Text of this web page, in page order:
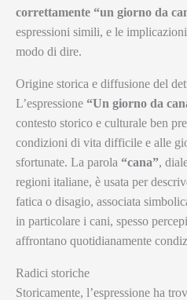
correttamente “un giorno da
espressioni simili, e le
modo di dire.
Origine storica e diffusione del
L’espressione “Un giorno da
contesto storico e culturale ben
condizioni di vita difficile e alle
sfortunate. La parola “cana”,
regioni italiane, è usata per
fatica o disagio, associata
in particolare i cani, spesso
affrontano quotidianamente
Radici storiche
Storicamente, l’espressione ha